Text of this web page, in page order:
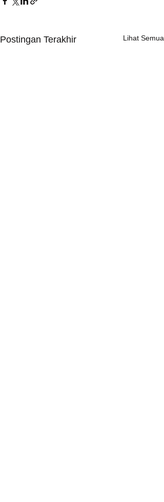
Postingan Terakhir Lihat Semua